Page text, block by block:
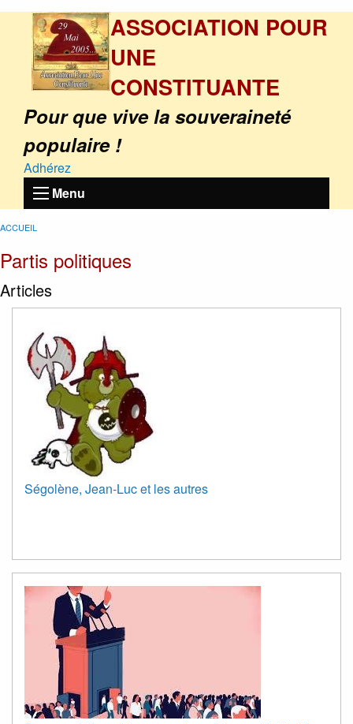
ASSOCIATION POUR
UNE
CONSTITUANTE
Pour que vive la souveraineté
populaire !
Adhérez
Menu
ACCUEIL
Partis politiques
Articles
Ségolène, Jean-Luc et les autres